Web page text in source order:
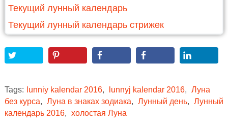
Текущий лунный календарь
Текущий лунный календарь стрижек
Tags: lunniy kalendar 2016, lunnyj kalendar 2016, Луна
без курса, Луна в знаках зодиака, Лунный день, Лунный
календарь 2016, холостая Луна